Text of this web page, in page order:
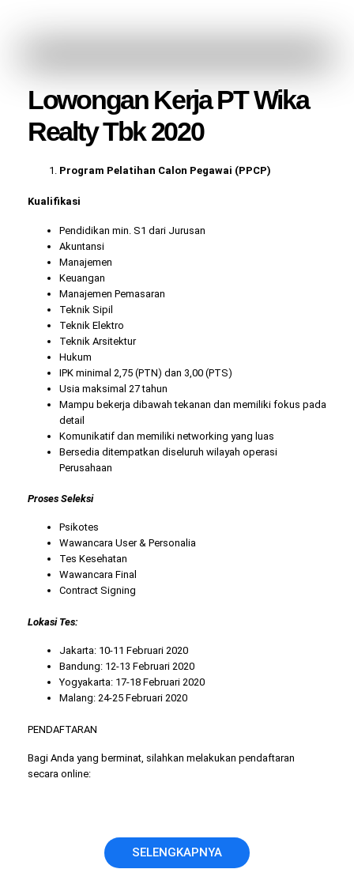
Lowongan Kerja PT Wika
Realty Tbk 2020
Program Pelatihan Calon Pegawai (PPCP)
Kualifikasi
Pendidikan min. S1 dari Jurusan
Akuntansi
Manajemen
Keuangan
Manajemen Pemasaran
Teknik Sipil
Teknik Elektro
Teknik Arsitektur
Hukum
IPK minimal 2,75 (PTN) dan 3,00 (PTS)
Usia maksimal 27 tahun
Mampu bekerja dibawah tekanan dan memiliki fokus pada
detail
Komunikatif dan memiliki networking yang luas
Bersedia ditempatkan diseluruh wilayah operasi
Perusahaan
Proses Seleksi
Psikotes
Wawancara User & Personalia
Tes Kesehatan
Wawancara Final
Contract Signing
Lokasi Tes:
Jakarta: 10-11 Februari 2020
Bandung: 12-13 Februari 2020
Yogyakarta: 17-18 Februari 2020
Malang: 24-25 Februari 2020
PENDAFTARAN
Bagi Anda yang berminat, silahkan melakukan pendaftaran
secara online:
SELENGKAPNYA